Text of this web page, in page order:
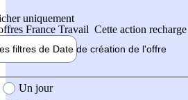
uniquement
France Travail Cette action
filtres de Date de création de l'offre
création de l'offre
Un jour